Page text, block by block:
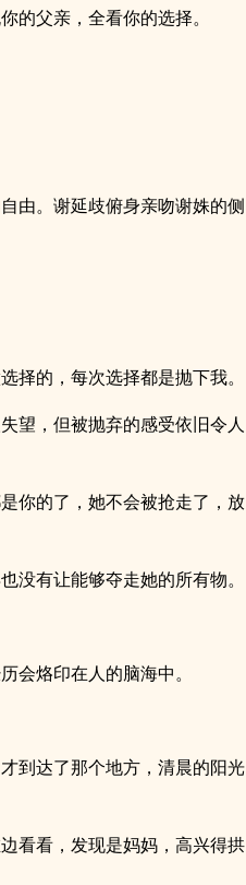
的父亲，全看你的选择。
由。谢延歧俯身亲吻谢姝的侧
择的，每次选择都是抛下我。
望，但被抛弃的感受依旧令人
你的了，她不会被抢走了，放
没有让能够夺走她的所有物。
会烙印在人的脑海中。
到达了那个地方，清晨的阳光
看看，发现是妈妈，高兴得拱